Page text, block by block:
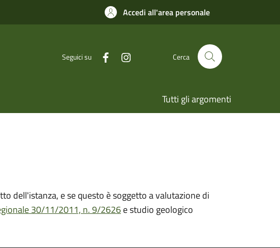
Accedi all'area personale
Seguici su Cerca
Tutti gli argomenti
dell'istanza, e se questo è soggetto a valutazione di
30/11/2011, n. 9/2626e studio geologico